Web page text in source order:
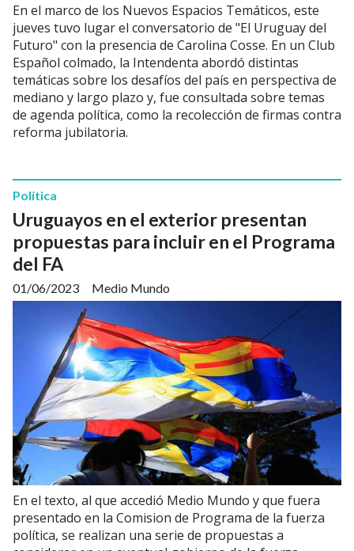
En el marco de los Nuevos Espacios Temáticos, este
jueves tuvo lugar el conversatorio de "El Uruguay del
Futuro" con la presencia de Carolina Cosse. En un Club
Español colmado, la Intendenta abordó distintas
temáticas sobre los desafíos del país en perspectiva de
mediano y largo plazo y, fue consultada sobre temas
de agenda política, como la recolección de firmas contra
reforma jubilatoria.
Uruguayos en el exterior presentan
propuestas para incluir en el Programa
del FA
Medio Mundo
Política
01/06/2023
En el texto, al que accedió Medio Mundo y que fuera
presentado en la Comision de Programa de la fuerza
política, se realizan una serie de propuestas a